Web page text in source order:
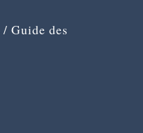
/ Guide des